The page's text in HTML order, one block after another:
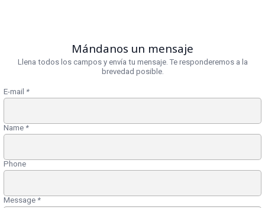
Mándanos un mensaje
Llena todos los campos y envía tu mensaje. Te responderemos a la
brevedad posible.
E-mail *
Name *
Phone
Message *